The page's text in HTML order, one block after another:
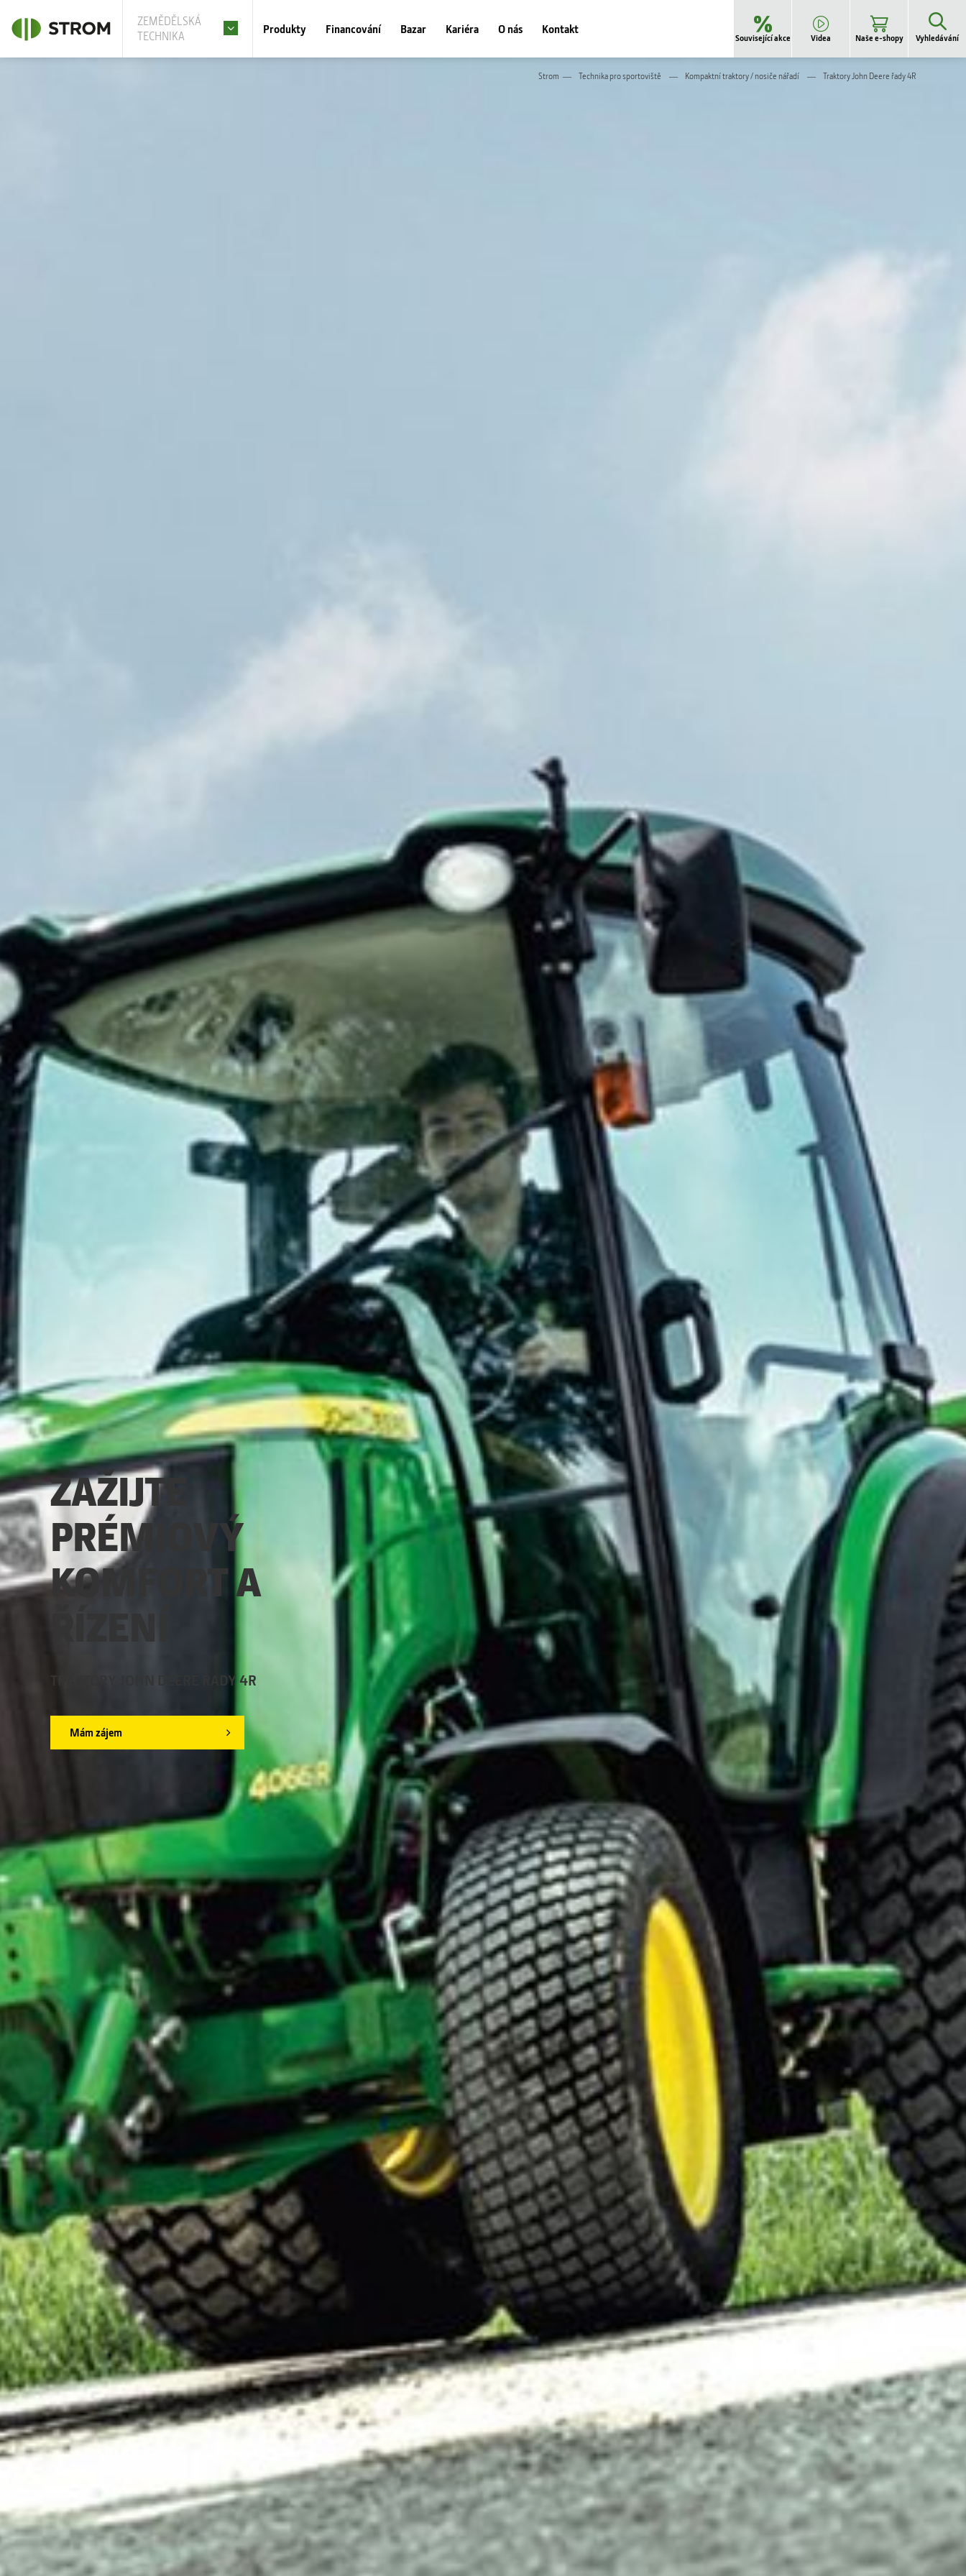
ZEMĚDĚLSKÁ
TECHNIKA
Produkty Financování Bazar Kariéra O nás Kontakt
Související akce Videa Naše e-shopy Vyhledávání
Strom Technika pro sportoviště Kompaktní traktory / nosiče nářadí Traktory John Deere řady 4R
ZAŽIJTE
PRÉMIOVÝ
KOMFORT A
TRAKTORY JOHN DEERE ŘADY 4R
Mám zájem